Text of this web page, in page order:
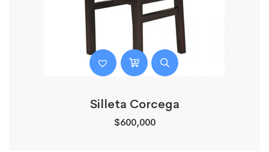
Silleta Corcega
$600,000